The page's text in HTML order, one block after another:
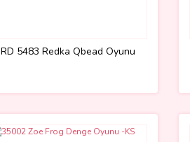
RD 5483 Redka Qbead Oyunu